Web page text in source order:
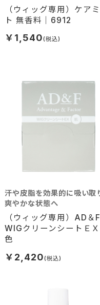
（ウィッグ専用）ケア
ト 無香料｜6912
キとはもうおさらば！
￥1,540
（ウィッグ専用）AD＆F
WIGクリーンシートＥ
色
汗や皮脂を効果的に吸い取
爽やかな状態へ
￥2,420